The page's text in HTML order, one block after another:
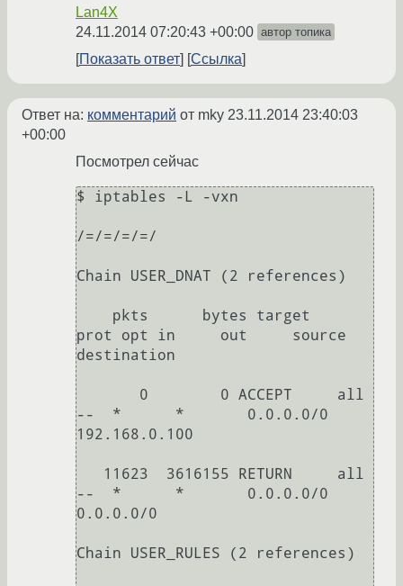
Lan4X
24.11.2014 07:20:43 +00:00 автор топика
Показать ответ Ссылка
Ответ на: комментарий от mky 23.11.2014 23:40:03
+00:00
Посмотрел сейчас
$ iptables -L -vxn
/=/=/=/=/
Chain USER_DNAT (2 references)
prot opt in     out     source
destination
--  *      *       0.0.0.0/0
192.168.0.100
--  *      *       0.0.0.0/0
0.0.0.0/0
Chain USER_RULES (2 references)